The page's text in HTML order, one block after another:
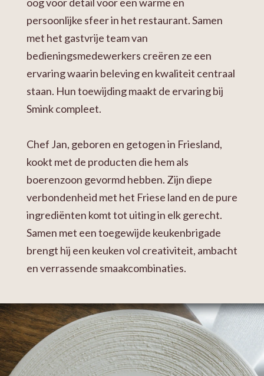
persoonlijke sfeer in het restaurant. Samen
met het gastvrije team van
bedieningsmedewerkers creëren ze een
ervaring waarin beleving en kwaliteit centraal
staan. Hun toewijding maakt de ervaring bij
Smink compleet.
Chef Jan, geboren en getogen in Friesland,
kookt met de producten die hem als
boerenzoon gevormd hebben. Zijn diepe
verbondenheid met het Friese land en de pure
ingrediënten komt tot uiting in elk gerecht.
Samen met een toegewijde keukenbrigade
brengt hij een keuken vol creativiteit, ambacht
en verrassende smaakcombinaties.